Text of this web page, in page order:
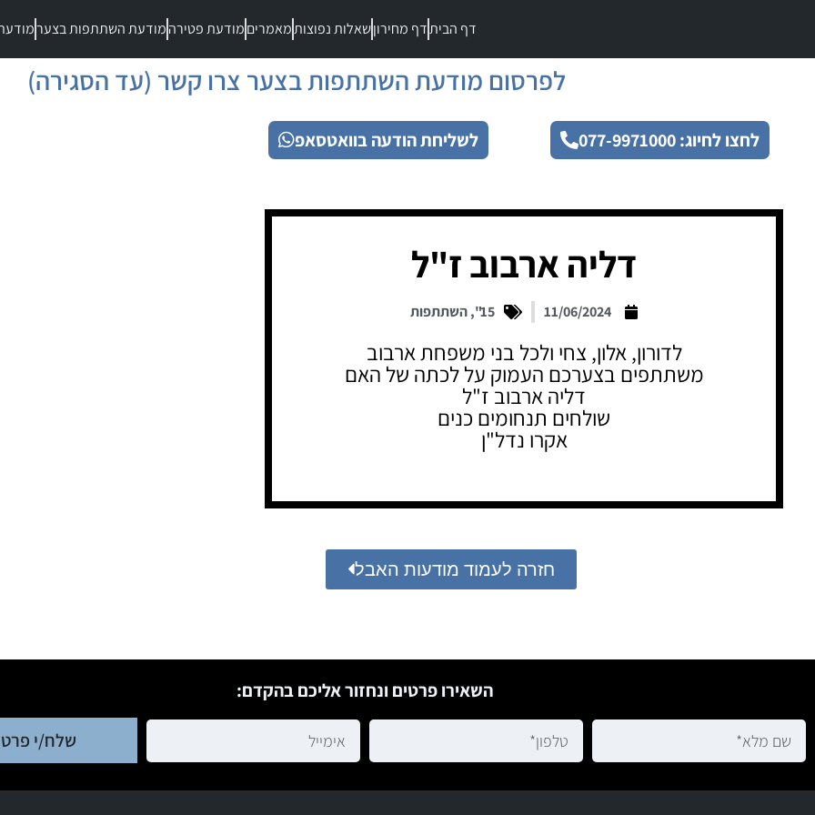
דף הביתדף מחירוןשאלות נפוצותמאמריםמודעת פטירהמודעת השתתפות בצער
לפרסום מודעת השתתפות בצער צרו קשר (עד הסגירה)
לחצו לחיוג: 077-9971000 לשליחת הודעה בוואטסאפ
דליה ארבוב ז"ל
11/06/2024
15"
,השתתפות
לדורון, אלון, צחי ולכל בני משפחת ארבוב
משתתפים בצערכם העמוק על לכתה של האם
דליה ארבוב ז"ל
שולחים תנחומים כנים
אקרו נדל"ן
חזרה לעמוד מודעות האבל
השאירו פרטים ונחזור אליכם בהקדם:
שלח/י